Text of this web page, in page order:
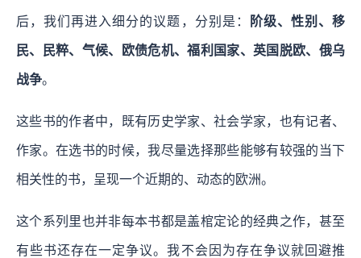
后，我们再进入细分的议题，分别是： 阶级、性别、移
民、民粹、气候、欧债危机、福利国家、英国脱欧、俄乌
战争。
这些书的作者中，既有历史学家、社会学家，也有记者、
作家。在选书的时候，我尽量选择那些能够有较强的当下
相关性的书，呈现一个近期的、动态的欧洲。
这个系列里也并非每本书都是盖棺定论的经典之作，甚至
有些书还存在一定争议。我不会因为存在争议就回避推